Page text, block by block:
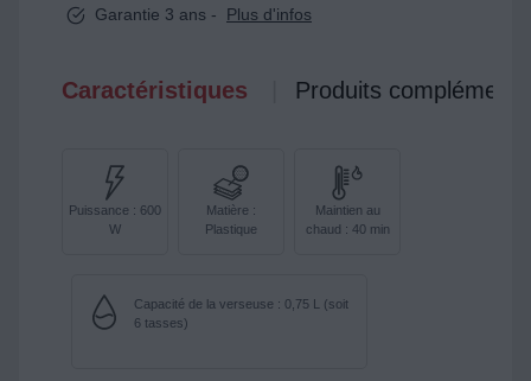
Garantie 3 ans -
Plus d'infos
Caractéristiques Produits
Puissance : 600
W
Matière :
Plastique
Maintien au
chaud : 40 min
Capacité de la verseuse : 0,75 L (soit
6 tasses)